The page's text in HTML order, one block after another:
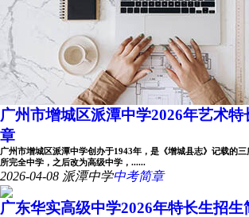
广州市增城区派潭中学2026年艺术
章
广州市增城区派潭中学创办于1943年，是《增城县志》记载的
所完全中学，之后改为高级中学，......
2026-04-08 派潭中学中考简章
广东华实高级中学2026年特长生招生